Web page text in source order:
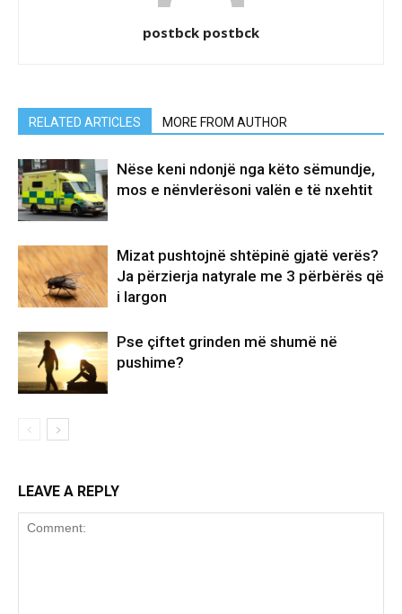
postbck postbck
RELATED ARTICLES MORE FROM AUTHOR
Nëse keni ndonjë nga këto sëmundje,
mos e nënvlerësoni valën e të nxehtit
Mizat pushtojnë shtëpinë gjatë verës?
Ja përzierja natyrale me 3 përbërës që
i largon
Pse çiftet grinden më shumë në
pushime?
LEAVE A REPLY